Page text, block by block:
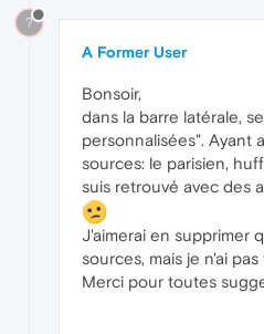
?
A Former User
Bonsoir,
dans la barre latérale,
personnalisées". Ayant
sources: le parisien,
suis retrouvé avec des
J'aimerai en supprimer
sources, mais je n'ai
Merci pour toutes